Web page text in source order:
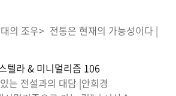
의 조우> 전통은 현재의 가능성이다 |
텔라 & 미니멀리즘 106
는 전설과의 대담 |안희경